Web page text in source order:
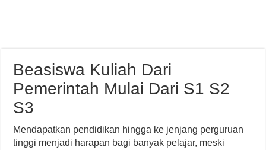
Beasiswa Kuliah Dari
Pemerintah Mulai Dari S1 S2
S3
Mendapatkan pendidikan hingga ke jenjang perguruan
tinggi menjadi harapan bagi banyak pelajar, meski